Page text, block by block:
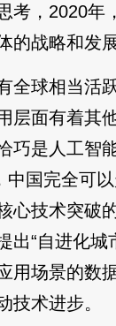
考，2020年
的战略和发
全球相当活
层面有着其
巧是人工智
中国完全可
心技术突破
出“自进化城
用场景的数
技术进步。